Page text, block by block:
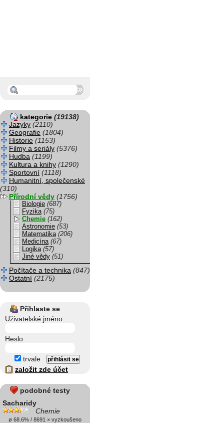
kategorie (19138)
Jazyky (2110)
Geografie (1804)
Historie (1153)
Filmy a seriály (5376)
Hudba (1199)
Kultura a knihy (1290)
Sportovní (1118)
Humanitní, společenské
(310)
Přírodní vědy (1756)
Biologie (687)
Fyzika (75)
Chemie (162)
Astronomie (53)
Matematika (206)
Medicína (67)
Logika (57)
Jiné vědy (51)
Počítače a technika (847)
Ostatní (2175)
Přihlaste se
Uživatelské jméno
Heslo
trvale
založit zde účet
podobné testy
Sacharidy
Chemie
ø 68.6% / 8691 × vyzkoušeno